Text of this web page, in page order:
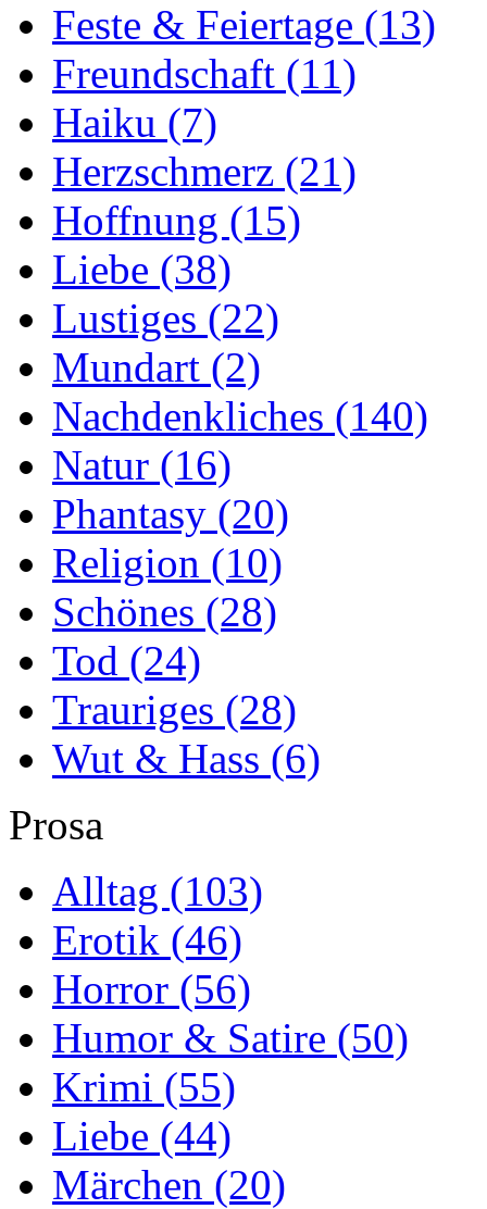
Feste & Feiertage (13)
Freundschaft (11)
Haiku (7)
Herzschmerz (21)
Hoffnung (15)
Liebe (38)
Lustiges (22)
Mundart (2)
Nachdenkliches (140)
Natur (16)
Phantasy (20)
Religion (10)
Schönes (28)
Tod (24)
Trauriges (28)
Wut & Hass (6)
Prosa
Alltag (103)
Erotik (46)
Horror (56)
Humor & Satire (50)
Krimi (55)
Liebe (44)
Märchen (20)